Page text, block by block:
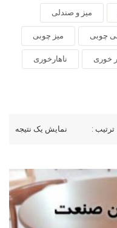
میز و صندلی
چوبی میز چوبی
خوری ناهارخوری
نمایش یک نتیجه ترتیب :